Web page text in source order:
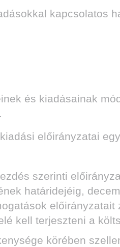
kapcsolatos
és kiadásainak
előirányzatai
szerinti
határidejéig,
kell terjeszteni a
körében